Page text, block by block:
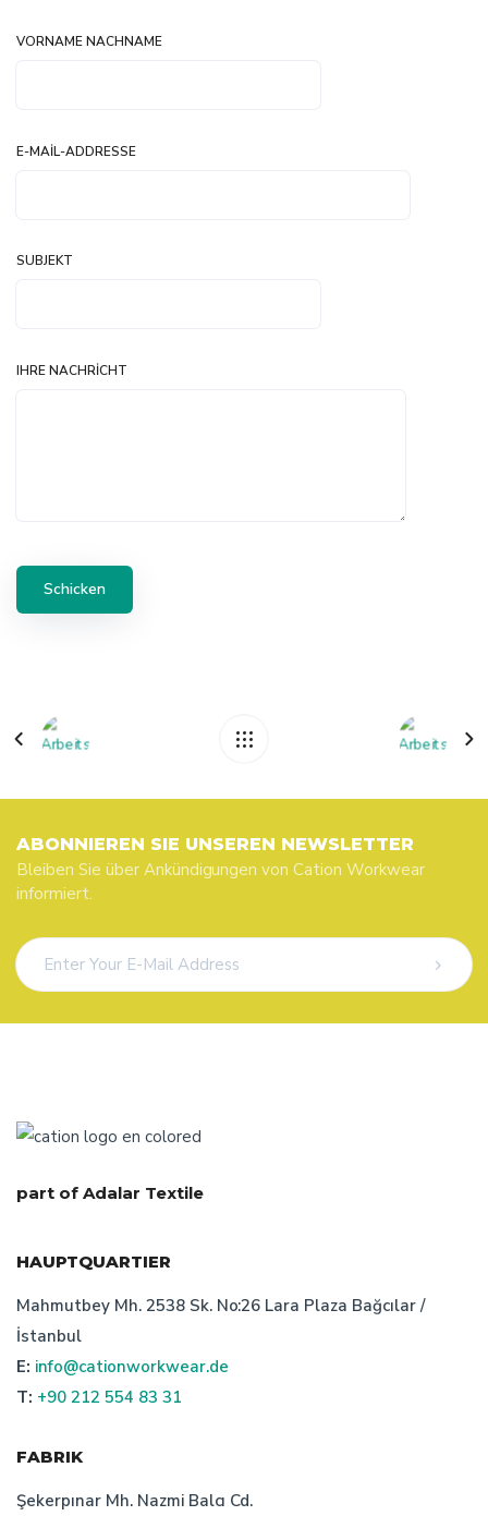
VORNAME NACHNAME
E-MAIL-ADDRESSE
SUBJEKT
IHRE NACHRICHT
ABONNIEREN SIE UNSEREN NEWSLETTER
Bleiben Sie über Ankündigungen von Cation Workwear
informiert.
part of Adalar Textile
HAUPTQUARTIER
Mahmutbey Mh. 2538 Sk. No:26 Lara Plaza Bağcılar /
İstanbul
E: info@cationworkwear.de
T: +90 212 554 83 31
FABRIK
Şekerpınar Mh. Nazmi Balcı Cd.